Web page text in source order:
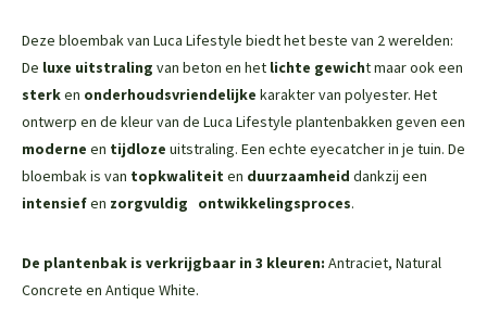
Deze bloembak van Luca Lifestyle biedt het beste van 2 werelden:
De luxe uitstraling van beton en het lichte gewicht maar ook een
sterken onderhoudsvriendelijke karakter van polyester. Het
ontwerp en de kleur van de Luca Lifestyle plantenbakken geven een
moderne en tijdloze uitstraling. Een echte eyecatcher in je tuin. De
bloembak is van topkwaliteit en duurzaamheid dankzij een
intensiefen zorgvuldig ontwikkelingsproces.
De plantenbak is verkrijgbaar in 3 kleuren: Antraciet, Natural
Concrete en Antique White.